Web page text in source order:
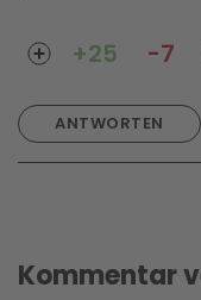
ANTWORTEN
+25 -7
Kommentar